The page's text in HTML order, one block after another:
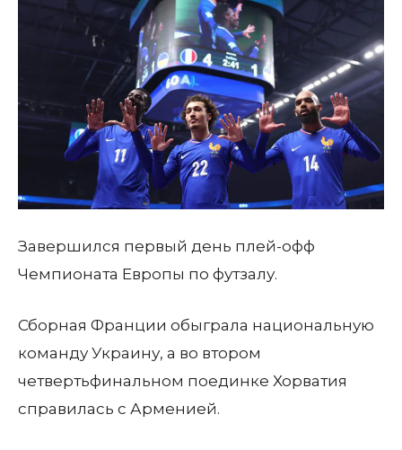
Завершился первый день плей-офф
Чемпионата Европы по футзалу.
Сборная Франции обыграла национальную
команду Украину, а во втором
четвертьфинальном поединке Хорватия
справилась с Арменией.